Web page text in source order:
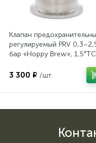
Клапан
регулируемый PRV
бар «Hoppy Brew», 1,5″TC
3 300 ₽ /шт.